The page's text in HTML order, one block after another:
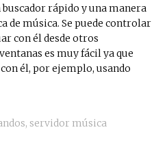
rápido y una manera
de música. Se puede controlar
con él desde otros
es muy fácil ya que
él, por ejemplo, usando
, servidor música